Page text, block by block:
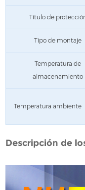
Título de
Tipo de montaje
Temperatura de
almacenamiento
Temperatura ambiente
Descripción de